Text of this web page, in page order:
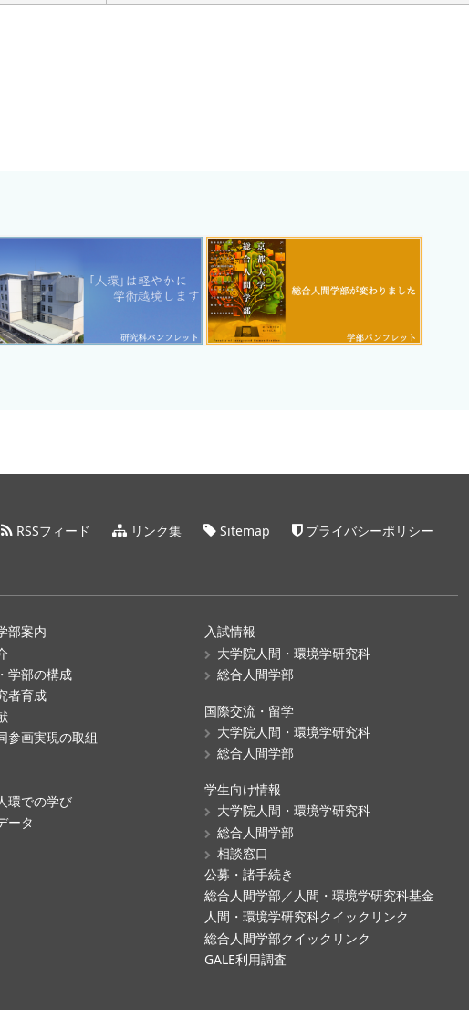
RSSフィード リンク集 Sitemap プライバシーポリシー
部案内
学部の構成
者育成
参画実現の取組
環での学び
ータ
入試情報
大学院人間・環境学研究科
総合人間学部
国際交流・留学
大学院人間・環境学研究科
総合人間学部
学生向け情報
大学院人間・環境学研究科
総合人間学部
相談窓口
公募・諸手続き
総合人間学部／人間・環境学研究科基金
人間・環境学研究科クイックリンク
総合人間学部クイックリンク
GALE利用調査